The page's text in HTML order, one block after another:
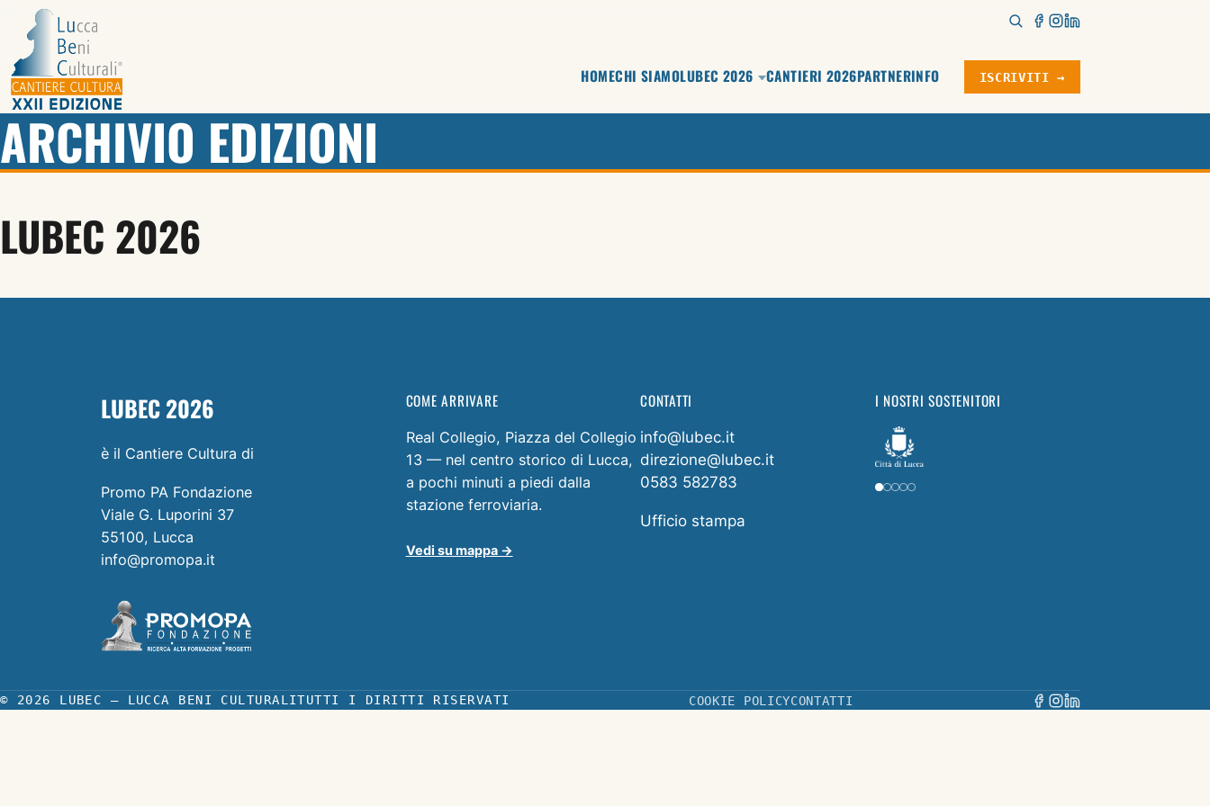
HOMECHI SIAMOLUBEC 2026 CANTIERI 2026PARTNERINFO ISCRIVITI →
ARCHIVIO EDIZIONI
LUBEC 2026
LUBEC 2026
è il Cantiere Cultura di
Promo PA Fondazione
Viale G. Luporini 37
55100, Lucca
info@promopa.it
COME ARRIVARE
Real Collegio, Piazza del Collegio
13 — nel centro storico di Lucca,
a pochi minuti a piedi dalla
stazione ferroviaria.
Vedi su mappa →
CONTATTI
info@lubec.it
direzione@lubec.it
0583 582783
Ufficio stampa
I NOSTRI SOSTENITORI
© 2026 LUBEC — LUCCA BENI CULTURALITUTTI I DIRITTI RISERVATI COOKIE POLICYCONTATTI